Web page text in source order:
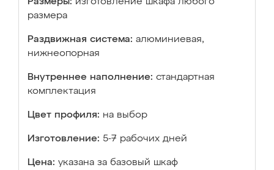
размера
Раздвижная система: алюминиевая,
нижнеопорная
Внутреннее наполнение: стандартная
комплектация
Цвет профиля: на выбор
Изготовление: 5-7 рабочих дней
Цена: указана за базовый шкаф